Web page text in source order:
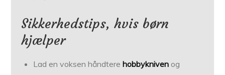
Sikkerhedstips, hvis børn
hjælper
Lad en voksen håndterehobbykniven og